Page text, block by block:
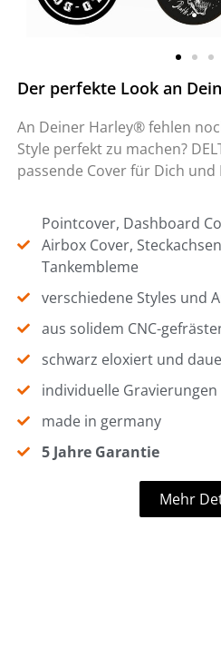
Der perfekte Look an
An Deiner Harley® fehlen
Style perfekt zu machen?
passende Cover für Dich und
Pointcover, Dashboard
Airbox Cover,
Tankembleme
verschiedene Styles und
aus solidem CNC-
schwarz eloxiert und
individuelle
made in germany
5 Jahre Garantie
Mehr